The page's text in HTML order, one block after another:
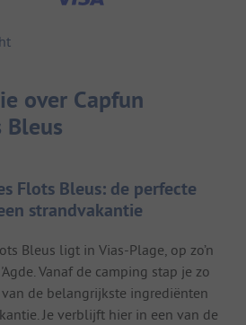
over Capfun
Bleus
Flots Bleus: de perfecte
strandvakantie
Bleus ligt in Vias-Plage, op zo’n
Vanaf de camping stap je zo
de belangrijkste ingrediënten
Je verblijft hier in een van de